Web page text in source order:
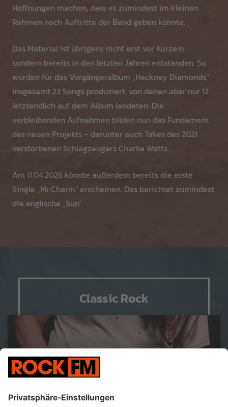
Hoffnungen machen, dass es zumindest im kleinen
Rahmen noch Auftritte der Band geben könnte.
Das Material ist übrigens nicht erst vor Kurzem,
sondern bereits in den letzten Jahren entstanden. So
wurden für das Vorgängeralbum „Hackney Diamonds“
insgesamt 23 Songs produziert, von denen aber nur 12
letztendlich auf dem Album landeten. Die
verbleibenden Aufnahmen bilden nun das Fundament
des neuen Projekts – darunter auch Takes des 2021
verstorbenen Schlagzeugers Charlie Watts.
Am 11.04.2026 könnte außerdem bereits die erste
Single „Mr.Charm" erscheinen. Das berichtet zumindest
die englische „Sun".
Classic Rock